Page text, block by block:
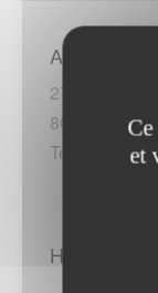
Adresse :
27 place de
80290 Poix-
Tel :+33
Horaires
et